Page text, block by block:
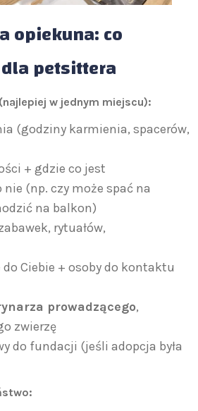
opiekuna: co
petsittera
w jednym miejscu):
(godziny karmienia, spacerów,
+ gdzie co jest
nie (np. czy może spać na
na balkon)
rytuałów,
Ciebie + osoby do kontaktu
prowadzącego,
zwierzę
do fundacji (jeśli adopcja była